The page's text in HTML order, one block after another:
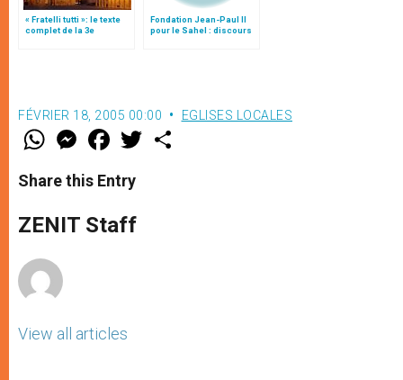
« Fratelli tutti »: le texte
complet de la 3e
Fondation Jean-Paul II
pour le Sahel : discours
FÉVRIER 18, 2005 00:00 EGLISES LOCALES
W
t
s
p
p
M
e
s
e
g
e
F
a
e
b
o
k
w
Share this Entry
ZENIT Staff
View all articles